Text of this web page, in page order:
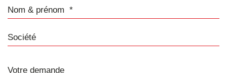
Nom & prénom
Société